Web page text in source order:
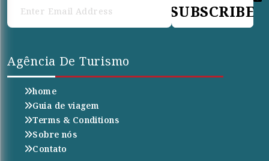
SUBSCRIBE
Agência De Turismo
home
Guia de viagem
Terms & Conditions
Sobre nós
Contato